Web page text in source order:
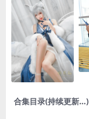
合集目录(持续更新…)